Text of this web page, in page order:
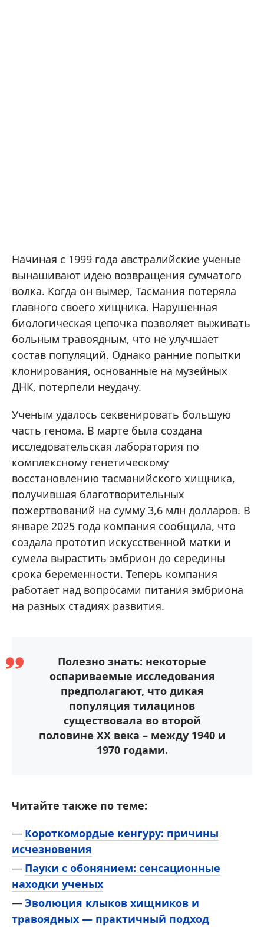
Начиная с 1999 года австралийские ученые
вынашивают идею возвращения сумчатого
волка. Когда он вымер, Тасмания потеряла
главного своего хищника. Нарушенная
биологическая цепочка позволяет выживать
больным травоядным, что не улучшает
состав популяций. Однако ранние попытки
клонирования, основанные на музейных
ДНК, потерпели неудачу.
Ученым удалось секвенировать большую
часть генома. В марте была создана
исследовательская лаборатория по
комплексному генетическому
восстановлению тасманийского хищника,
получившая благотворительных
пожертвований на сумму 3,6 млн долларов. В
январе 2025 года компания сообщила, что
создала прототип искусственной матки и
сумела вырастить эмбрион до середины
срока беременности. Теперь компания
работает над вопросами питания эмбриона
на разных стадиях развития.
Полезно знать: некоторые
оспариваемые исследования
предполагают, что дикая
популяция тилацинов
существовала во второй
половине XX века – между 1940 и
1970 годами.
Читайте также по теме:
Короткомордые кенгуру: причины
исчезновения
Пауки с обонянием: сенсационные
находки ученых
Эволюция клыков хищников и
травоядных — практичный подход